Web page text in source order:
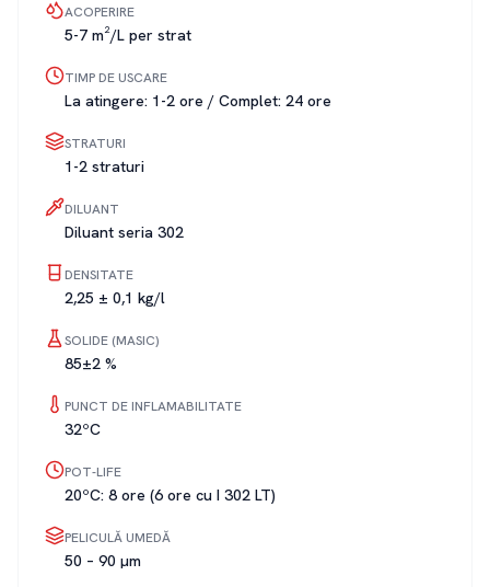
ACOPERIRE
5-7 m²/L per strat
TIMP DE USCARE
La atingere: 1-2 ore / Complet: 24 ore
STRATURI
1-2 straturi
DILUANT
Diluant seria 302
DENSITATE
2,25 ± 0,1 kg/l
SOLIDE (MASIC)
85±2 %
PUNCT DE INFLAMABILITATE
32ºC
POT-LIFE
20ºC: 8 ore (6 ore cu I 302 LT)
PELICULĂ UMEDĂ
50 – 90 µm